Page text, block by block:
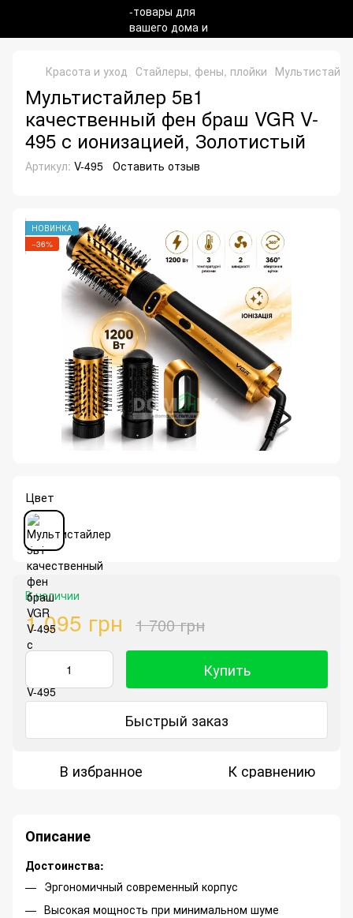
Красота и уход Стайлеры, фены, плойки
Мультистайлер 5в1
качественный фен браш VGR V-
495 с ионизацией, Золотистый
Артикул: V-495 Оставить отзыв
НОВИНКА
−36%
Цвет
В наличии
1 095 грн 1 700 грн
Купить
Быстрый заказ
В избранное К сравнению
Описание
Достоинства:
Эргономичный современный корпус
Высокая мощность при минимальном шуме